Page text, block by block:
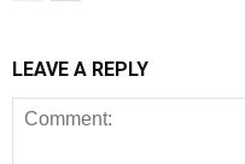
LEAVE A REPLY